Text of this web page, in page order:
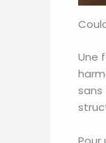
Une